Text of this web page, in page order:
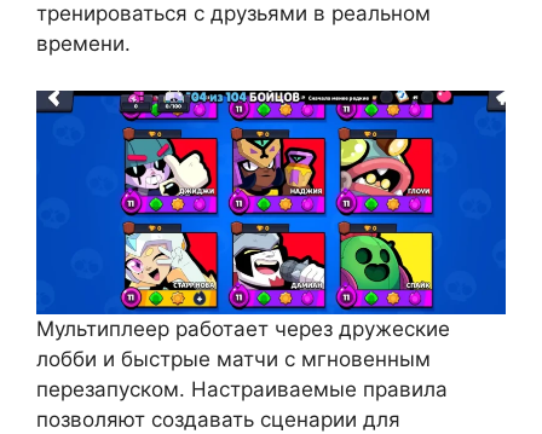
тренироваться с друзьями в реальном
времени.
Мультиплеер работает через дружеские
лобби и быстрые матчи с мгновенным
перезапуском. Настраиваемые правила
позволяют создавать сценарии для